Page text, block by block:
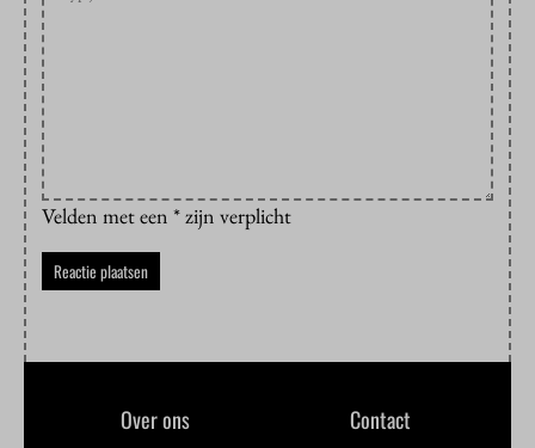
Velden met een * zijn verplicht
Over ons Contact